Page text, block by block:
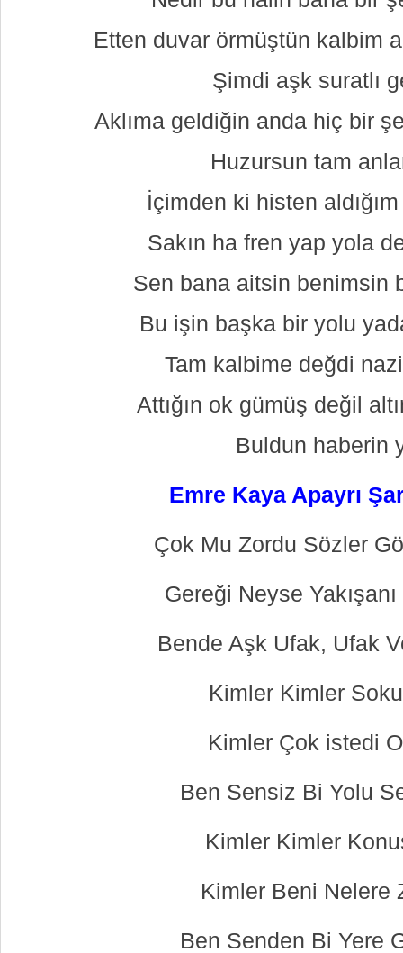
Etten duvar örmüştün kalbim
Şimdi aşk suratlı
Aklıma geldiğin anda hiç bir
Huzursun tam
İçimden ki histen
Sakın ha fren yap yola
Sen bana aitsin benimsin
Bu işin başka bir yolu
Tam kalbime değdi
Attığın ok gümüş değil
Buldun haberin
Emre Kaya Apayrı
Çok Mu Zordu Sözler
Gereği Neyse Yakışanı
Bende Aşk Ufak, Ufak
Kimler Kimler
Kimler Çok istedi
Ben Sensiz Bi Yolu
Kimler Kimler
Kimler Beni Nelere
Ben Senden Bi Yere